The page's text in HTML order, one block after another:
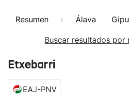
Resumen Álava
Buscar resultados por
Etxebarri
EAJ-PNV